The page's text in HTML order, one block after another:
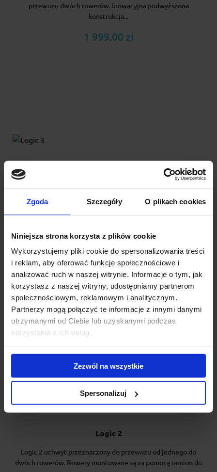
Zgoda Szczegóły O plikach cookies
Niniejsza strona korzysta z plików cookie
Wykorzystujemy pliki cookie do spersonalizowania treści
i reklam, aby oferować funkcje społecznościowe i
analizować ruch w naszej witrynie. Informacje o tym, jak
korzystasz z naszej witryny, udostępniamy partnerom
społecznościowym, reklamowym i analitycznym.
Partnerzy mogą połączyć te informacje z innymi danymi
otrzymanymi od Ciebie lub uzyskanymi podczas
korzystania z ich usług.
Zezwól na wszystkie
Spersonalizuj
przewozu dwóch rowerów. Inowacyjna podwyższona
konstrukcja...
1 999.00 zł
trzech rowerów. Rowery montowane są za pomocą ramion do...
839.00 zł
Logic 2
Logic 2 uchwyt przeznaczony do przewozu od jednego do
dwóch rowerów. Rowery montowane są za pomocą ramion do